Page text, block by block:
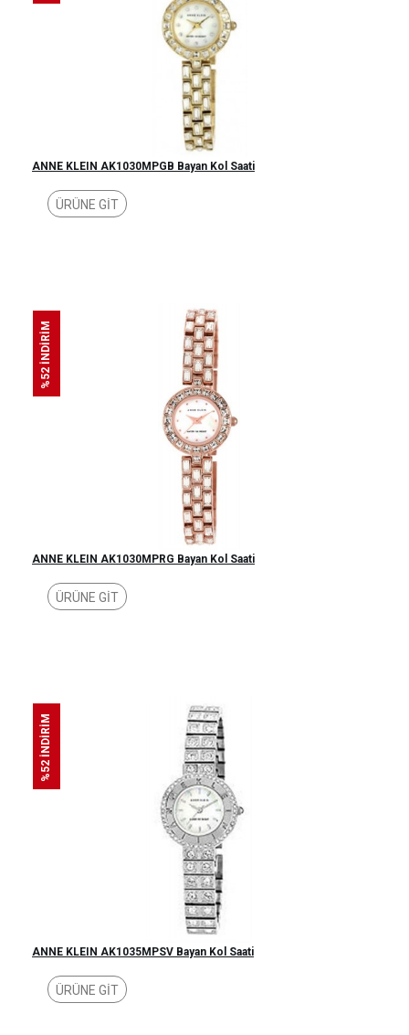
ANNE KLEIN AK1030MPGB Bayan Kol Saati
ÜRÜNE GİT
%52 İNDİRİM
ANNE KLEIN AK1030MPRG Bayan Kol Saati
ÜRÜNE GİT
%52 İNDİRİM
ANNE KLEIN AK1035MPSV Bayan Kol Saati
ÜRÜNE GİT